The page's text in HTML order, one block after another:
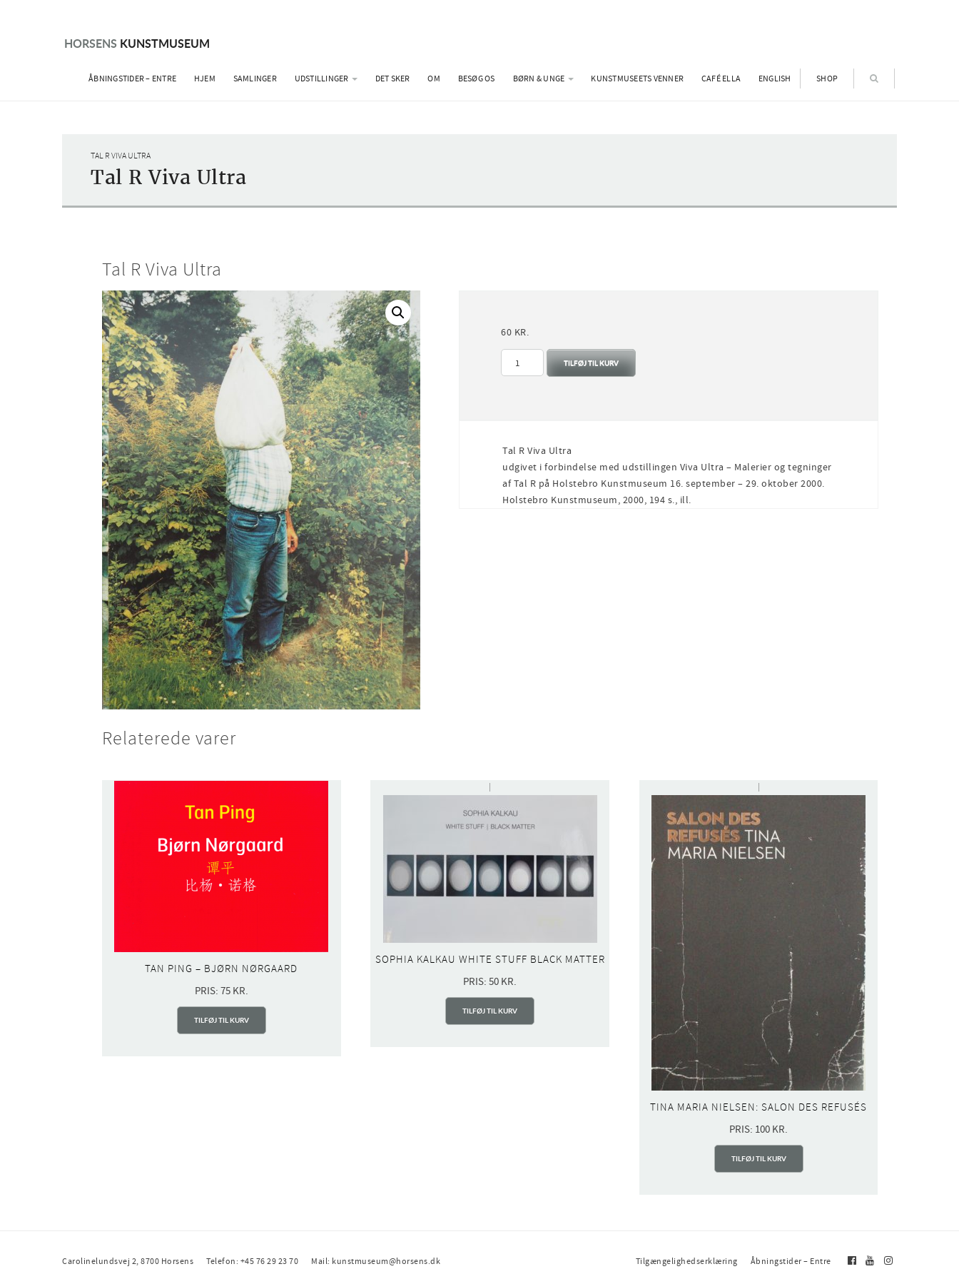
HORSENS KUNSTMUSEUM
ÅBNINGSTIDER – ENTRE HJEM SAMLINGER UDSTILLINGER DET SKER OM BESØG OS BØRN & UNGE KUNSTMUSEETS VENNER CAFÉ ELLA ENGLISH SHOP
TAL R VIVA ULTRA
Tal R Viva Ultra
Tal R Viva Ultra
60 KR.
Tal
TILFØJ TIL KURV
Tal R Viva Ultra
udgivet i forbindelse med udstillingen Viva Ultra – Malerier og tegninger
af Tal R på Holstebro Kunstmuseum 16. september – 29. oktober 2000.
Holstebro Kunstmuseum, 2000, 194 s., ill.
Relaterede varer
TAN PING – BJØRN NØRGAARD
PRIS: 75 KR.
TILFØJ TIL KURV
SOPHIA KALKAU WHITE STUFF BLACK MATTER
PRIS:50 KR.
TILFØJ TIL KURV
TINA MARIA NIELSEN: SALON DES REFUSÉS
PRIS: 100 KR.
TILFØJ TIL KURV
Tilgængelighedserklæring Åbningstider – Entre
Carolinelundsvej 2, 8700 Horsens Telefon: +45 76 29 23 70 Mail: kunstmuseum@horsens.dk